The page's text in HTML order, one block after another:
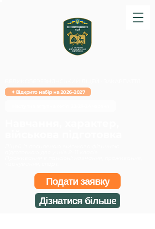
Дізнатися більше
Подати заявку
✦ Відкрито набір на 2026–2027